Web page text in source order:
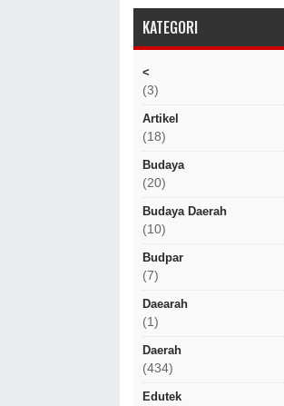
KATEGORI
<
(3)
Artikel
(18)
Budaya
(20)
Budaya Daerah
(10)
Budpar
(7)
Daearah
(1)
Daerah
(434)
Edutek